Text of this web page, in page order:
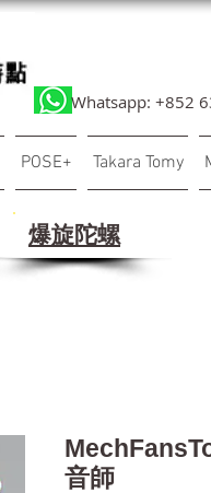
Whatsapp: +852
POSE+ Takara Tomy
​爆旋陀螺
音師